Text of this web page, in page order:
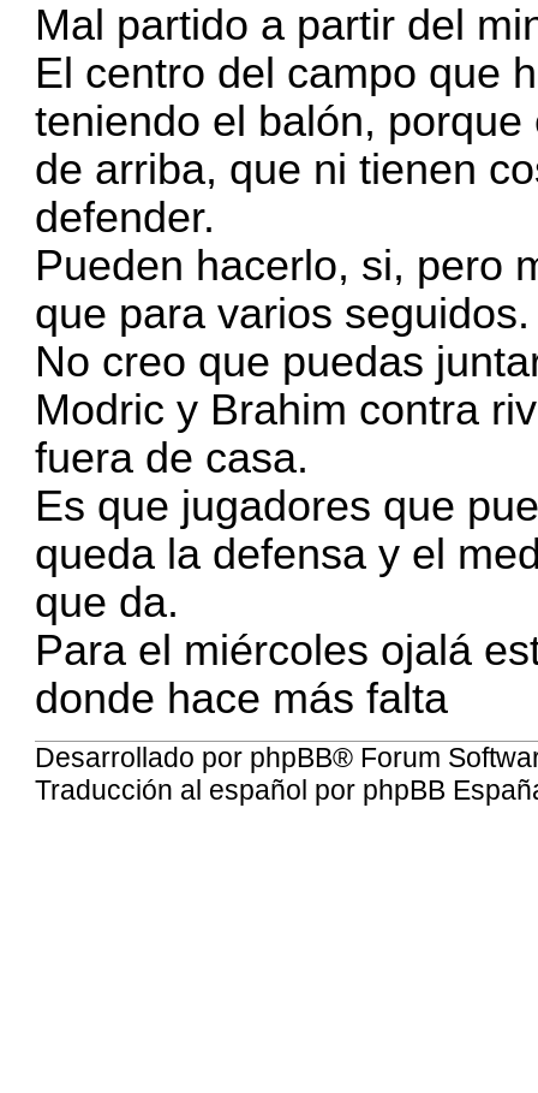
Mal partido a partir del
El centro del campo que
teniendo el balón,
de arriba, que ni tienen
defender.
Pueden hacerlo, si, pero
que para varios seguidos.
No creo que puedas
Modric y Brahim contra
fuera de casa.
Es que jugadores que
queda la defensa y el
que da.
Para el miércoles ojalá
donde hace más falta
Desarrollado por phpBB® Forum
Traducción al español por phpBB